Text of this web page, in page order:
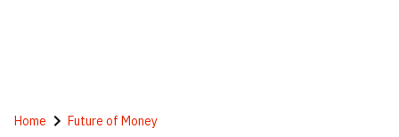
Home Future of Money